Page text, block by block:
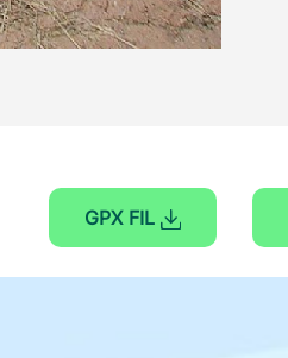
GPX FIL